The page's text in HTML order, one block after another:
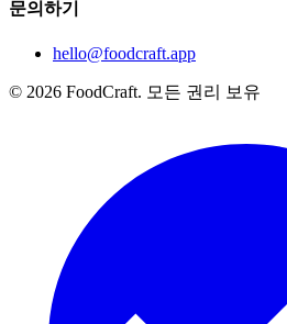
문의하기
hello@foodcraft.app
© 2026 FoodCraft. 모든 권리 보유